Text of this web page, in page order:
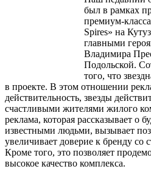
был в рамках
премиум-
Spires» на
главными
Владимира
Подольской.
того, что
в проекте. В этом отношении
действительность, звезды
счастливыми жителями жилого
реклама, которая рассказывает о
известными людьми, вызывает
увеличивает доверие к бренду со
Кроме того, это позволяет
высокое качество комплекса.